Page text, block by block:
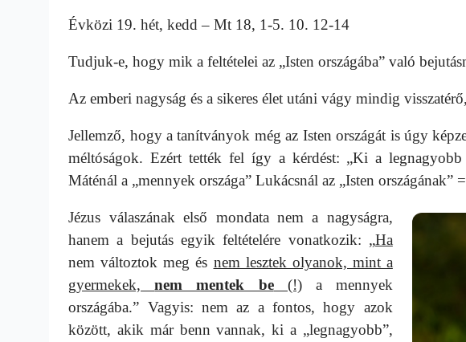
Évközi 19. hét, kedd – Mt 18, 1-5. 10. 12-14
Tudjuk-e, hogy mik a feltételei az „Isten országába” való
Az emberi nagyság és a sikeres élet utáni vágy mindig
Jellemző, hogy a tanítványok még az Isten országát is úgy
méltóságok. Ezért tették fel így a kérdést: „Ki a
Máténál a „mennyek országa” Lukácsnál az „Isten országának”
Jézus válaszának első mondata nem a nagyságra,
hanem a bejutás egyik feltételére vonatkozik: „Ha
nem változtok meg és nem lesztek olyanok, mint a
gyermekek,nem mentek be(!)a mennyek
országába.” Vagyis: nem az a fontos, hogy azok
között, akik már benn vannak, ki a „legnagyobb”,